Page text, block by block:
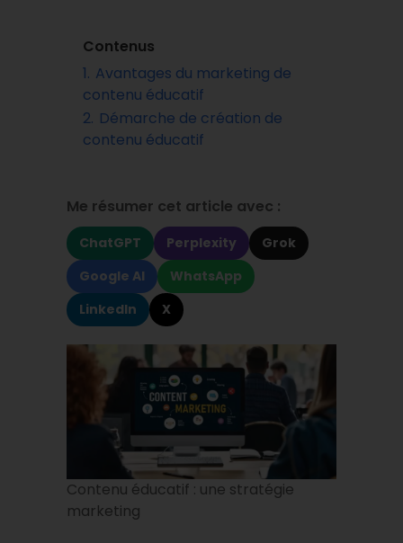
Contenus
1. Avantages du marketing de
contenu éducatif
2. Démarche de création de
contenu éducatif
Me résumer cet article avec :
ChatGPT Perplexity
Grok
Google AI
WhatsApp
LinkedIn
X
Contenu éducatif : une stratégie
marketing